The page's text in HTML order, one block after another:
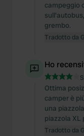
campeggio
grembo.
Tradotto da
Ho
Ottima
camper è
una
piazzola XL
Tradotto da